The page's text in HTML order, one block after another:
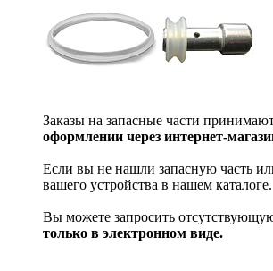
Заказы на запасные части
оформлении через интернет-
Если вы не нашли запасную часть
вашего устройства в нашем каталоге.
Вы можете запросить
только в электронном виде.